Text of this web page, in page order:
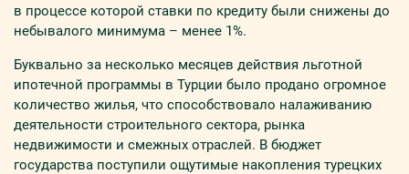
в процессе которой ставки по кредиту были снижены до
небывалого минимума – менее 1%.
Буквально за несколько месяцев действия льготной
ипотечной программы в Турции было продано огромное
количество жилья, что способствовало налаживанию
деятельности строительного сектора, рынка
недвижимости и смежных отраслей. В бюджет
государства поступили ощутимые накопления турецких